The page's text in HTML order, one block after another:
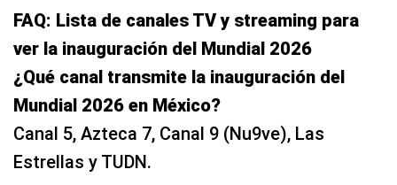
FAQ: Lista de canales TV y streaming para
ver la inauguración del Mundial 2026
¿Qué canal transmite la inauguración del
Mundial 2026 en México?
Canal 5, Azteca 7, Canal 9 (Nu9ve), Las
Estrellas y TUDN.